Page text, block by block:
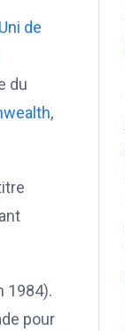
de
du
,
1984).
pour